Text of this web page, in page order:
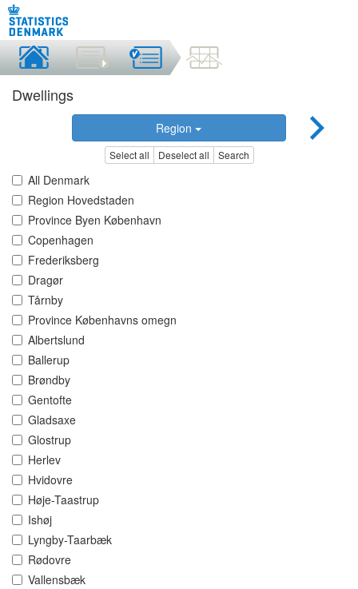
Dwellings
Region
Select all Deselect all Search
All Denmark
Region Hovedstaden
Province Byen København
Copenhagen
Frederiksberg
Dragør
Tårnby
Province Københavns omegn
Albertslund
Ballerup
Brøndby
Gentofte
Gladsaxe
Glostrup
Herlev
Hvidovre
Høje-Taastrup
Ishøj
Lyngby-Taarbæk
Rødovre
Vallensbæk